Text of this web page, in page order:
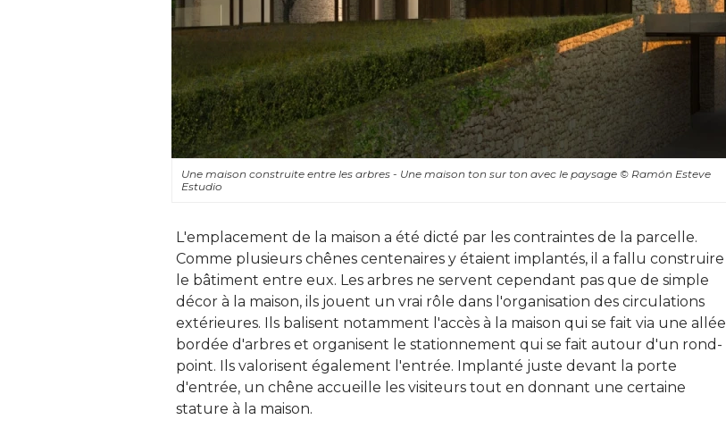
Une maison construite entre les arbres - Une maison ton sur ton avec le paysage© Ramón Esteve
Estudio
L'emplacement de la maison a été dicté par les contraintes de la parcelle.
Comme plusieurs chênes centenaires y étaient implantés, il a fallu construire
le bâtiment entre eux. Les arbres ne servent cependant pas que de simple
décor à la maison, ils jouent un vrai rôle dans l'organisation des circulations
extérieures. Ils balisent notamment l'accès à la maison qui se fait via une allée
bordée d'arbres et organisent le stationnement qui se fait autour d'un rond-
point. Ils valorisent également l'entrée. Implanté juste devant la porte
d'entrée, un chêne accueille les visiteurs tout en donnant une certaine
stature à la maison.